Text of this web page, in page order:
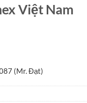
Việt Nam